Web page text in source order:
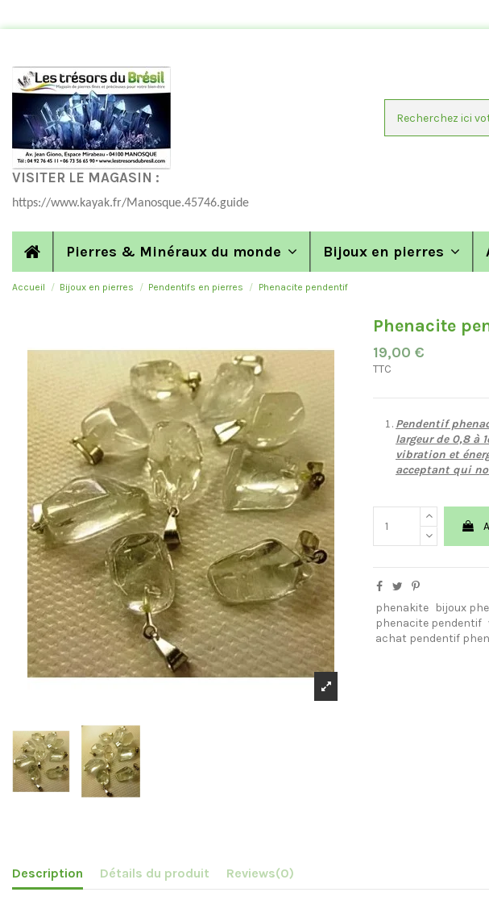
VISITER LE MAGASIN :
https://www.kayak.fr/Manosque.45746.guide
Pierres & Minéraux du monde Bijoux en pierres
Accueil Bijoux en pierres Pendentifs en pierres Phenacite pendentif
Phenacite
19,00 €
TTC
Pendentif
largeur de 0,8 à
vibration et
acceptant qui
phenakite bijoux
phenacite pendentif
achat pendentif
Description Détails du produit Reviews(0)